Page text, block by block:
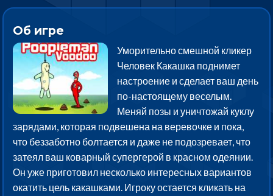
Об игре
Уморительно смешной кликер
Человек Какашка поднимет
настроение и сделает ваш день
по-настоящему веселым.
Меняй позы и уничтожай куклу
зарядами, которая подвешена на веревочке и пока,
что беззаботно болтается и даже не подозревает, что
затеял ваш коварный супергерой в красном одеянии.
Он уже приготовил несколько интересных вариантов
окатить цель какашками. Игроку остается кликать на